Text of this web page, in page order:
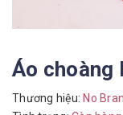
Áo choàng
Thương hiệu: No